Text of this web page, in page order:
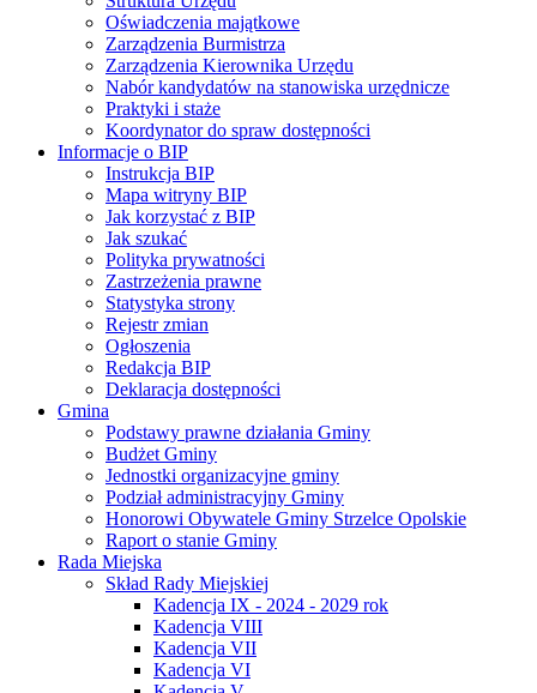
Oświadczenia majątkowe
Zarządzenia Burmistrza
Zarządzenia Kierownika Urzędu
Nabór kandydatów na stanowiska urzędnicze
Praktyki i staże
Koordynator do spraw dostępności
Informacje o BIP
Instrukcja BIP
Mapa witryny BIP
Jak korzystać z BIP
Jak szukać
Polityka prywatności
Zastrzeżenia prawne
Statystyka strony
Rejestr zmian
Ogłoszenia
Redakcja BIP
Deklaracja dostępności
Gmina
Podstawy prawne działania Gminy
Budżet Gminy
Jednostki organizacyjne gminy
Podział administracyjny Gminy
Honorowi Obywatele Gminy Strzelce Opolskie
Raport o stanie Gminy
Rada Miejska
Skład Rady Miejskiej
Kadencja IX - 2024 - 2029 rok
Kadencja VIII
Kadencja VII
Kadencja VI